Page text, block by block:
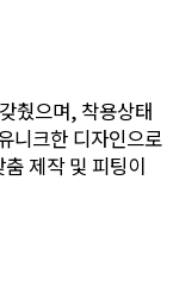
췄으며, 착용상태
니크한 디자인으로
제작 및 피팅이